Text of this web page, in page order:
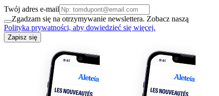
Twój adres e-mail
Zgadzam się na otrzymywanie newslettera. Zobacz naszą
Polityka prywatności, aby dowiedzieć się więcej.
Zapisz się